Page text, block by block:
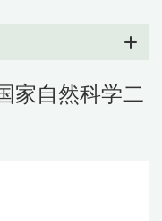
家自然科学二